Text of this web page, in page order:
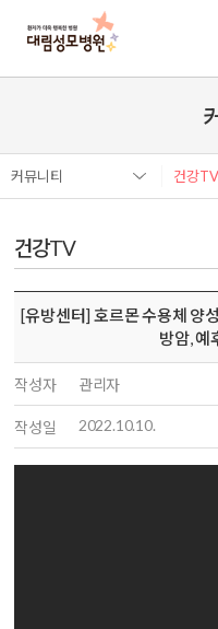
커뮤니티 건강TV
건강TV
[유방센터] 호르몬 수용체 양
방암, 예
작성자 관리자
작성일 2022.10.10.